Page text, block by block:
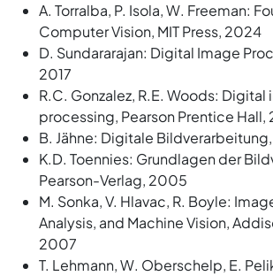
A. Torralba, P. Isola, W. Freeman:
Computer Vision, MIT Press, 2024
D. Sundararajan: Digital Image
2017
R.C. Gonzalez, R.E. Woods: Digital
processing, Pearson Prentice Hall,
B. Jähne: Digitale
K.D. Toennies: Grundlagen der
Pearson-Verlag, 2005
M. Sonka, V. Hlavac, R. Boyle:
Analysis, and Machine Vision,
2007
T. Lehmann, W. Oberschelp, E.